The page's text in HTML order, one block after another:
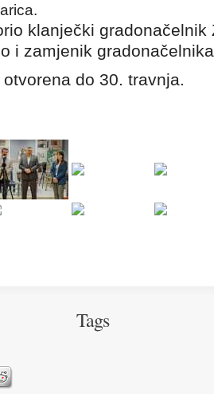
klanječki gradonačelnik
i zamjenik
do 30. travnja.
Tags